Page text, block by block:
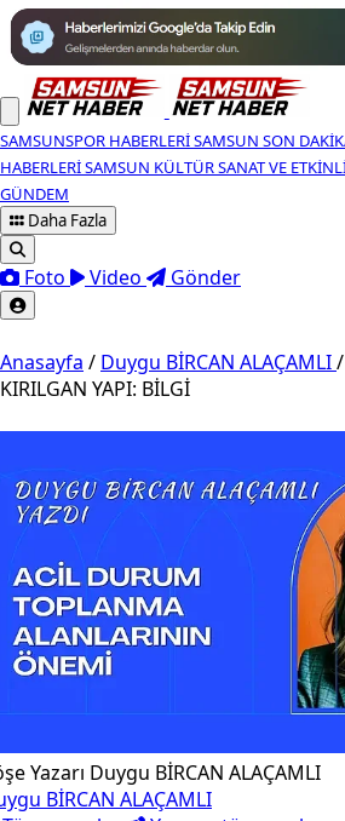
SAMSUNSPOR HABERLERISAMSUN SON
HABERLERISAMSUN KÜLTÜR SANAT VE
GÜNDEM
Daha Fazla
Foto Video Gönder
Anasayfa / Duygu BİRCAN ALAÇAMLI/
KIRILGAN YAPI: BİLGİ
Yazarı Duygu BİRCAN ALAÇAMLI
BİRCAN ALAÇAMLI